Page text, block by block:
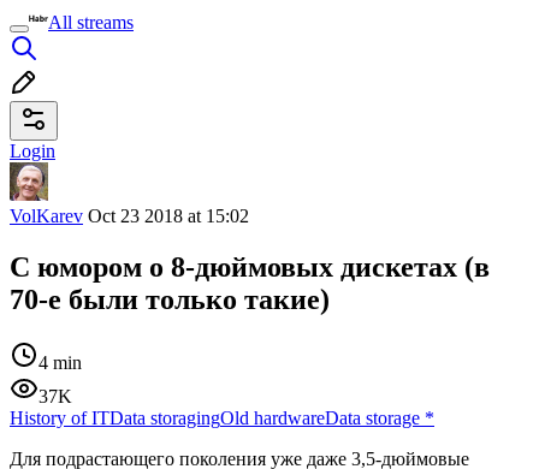
All streams
Login
VolKarev Oct 23 2018 at 15:02
С юмором о 8-дюймовых дискетах (в
70-е были только такие)
4 min
37K
History of ITData storagingOld hardwareData storage *
Для подрастающего поколения уже даже 3,5-дюймовые